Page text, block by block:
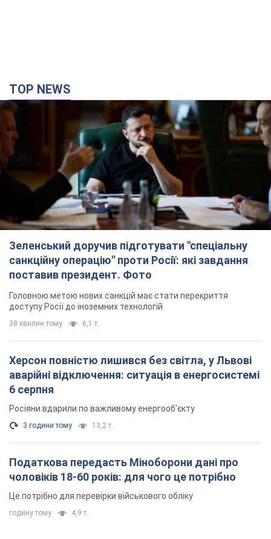
TOP NEWS
Зеленський доручив підготувати "спеціальну
санкційну операцію" проти Росії: які завдання
поставив президент. Фото
Головною метою нових санкцій має стати перекриття
доступу Росії до іноземних технологій
38 хвилин тому 6,1 т.
Херсон повністю лишився без світла, у Львові
аварійні відключення: ситуація в енергосистемі
6 серпня
Росіяни вдарили по важливому енергооб'єкту
3 години тому 13,2 т.
Податкова передасть Міноборони дані про
чоловіків 18-60 років: для чого це потрібно
Це потрібно для перевірки військового обліку
годину тому 4,9 т.